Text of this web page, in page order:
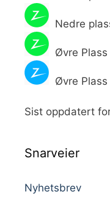
Nedre
Øvre Plass
Øvre Plass
Sist oppdatert
Snarveier
Nyhetsbrev